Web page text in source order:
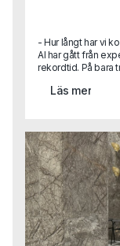
- Hur långt har vi
AI har gått från
rekordtid. På bara
samhället. Hur
som redan
Läs mer